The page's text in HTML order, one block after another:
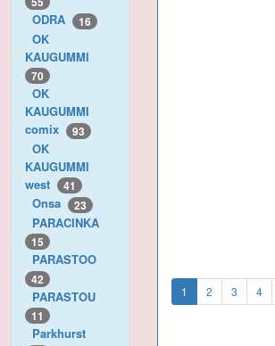
ODRA 16
OK
KAUGUMMI
70
OK
KAUGUMMI
comix
93
OK
KAUGUMMI
west
41
Onsa 23
PARACINKA
15
PARASTOO
42
PARASTOU
11
Parkhurst
1 2 3 4